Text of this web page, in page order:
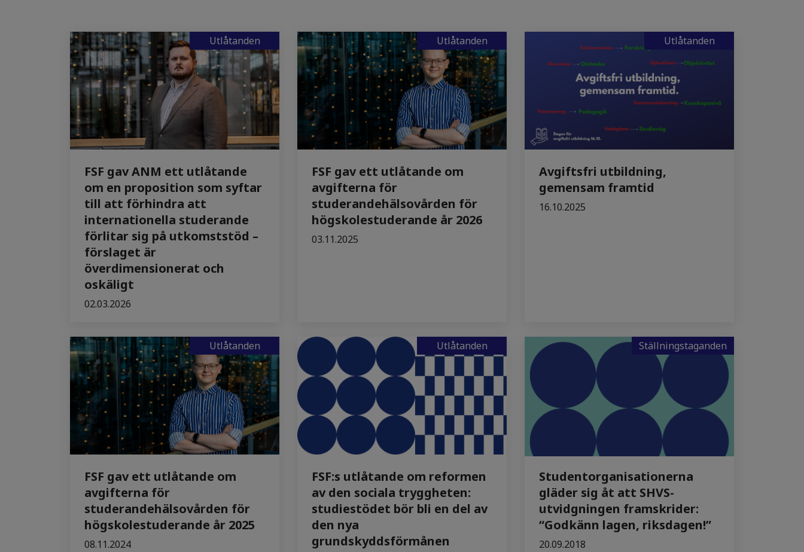
Utlåtanden
FSF gav ANM ett utlåtande
om en proposition som syftar
till att förhindra att
internationella studerande
förlitar sig på utkomststöd –
förslaget är
överdimensionerat och
oskäligt
02.03.2026
Utlåtanden
FSF gav ett utlåtande om
avgifterna för
studerandehälsovården för
högskolestuderande år 2026
03.11.2025
Utlåtanden
Avgiftsfri utbildning,
gemensam framtid
16.10.2025
Utlåtanden
FSF gav ett utlåtande om
avgifterna för
studerandehälsovården för
högskolestuderande år 2025
08.11.2024
Utlåtanden
FSF:s utlåtande om reformen
av den sociala tryggheten:
studiestödet bör bli en del av
den nya
grundskyddsförmånen
Ställningstaganden
Studentorganisationerna
gläder sig åt att SHVS-
utvidgningen framskrider:
“Godkänn lagen, riksdagen!”
20.09.2018